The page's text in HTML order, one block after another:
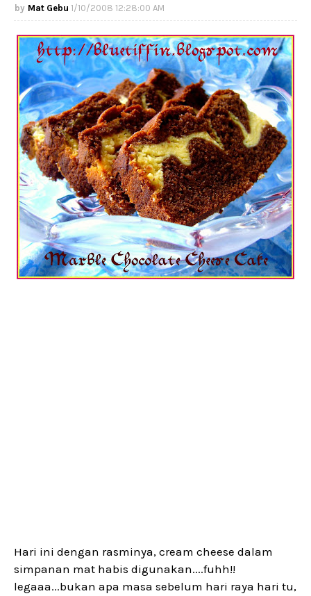
Mat Gebu 1/10/2008 12:28:00 AM
Hari ini dengan rasminya, cream cheese dalam
simpanan mat habis digunakan....fuhh!!
legaaa...bukan apa masa sebelum hari raya hari tu,